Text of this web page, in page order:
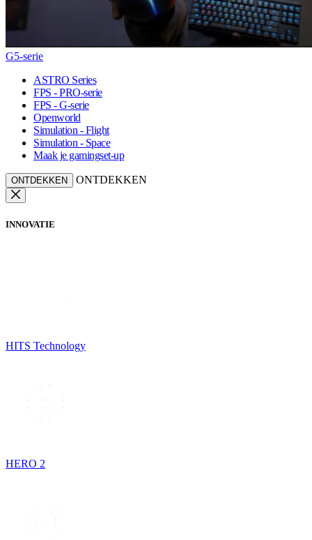
G5-serie
ASTRO Series
FPS - PRO-serie
FPS - G-serie
Openworld
Simulation - Flight
Simulation - Space
Maak je gamingset-up
ONTDEKKEN ONTDEKKEN
INNOVATIE
HITS Technology
HERO 2